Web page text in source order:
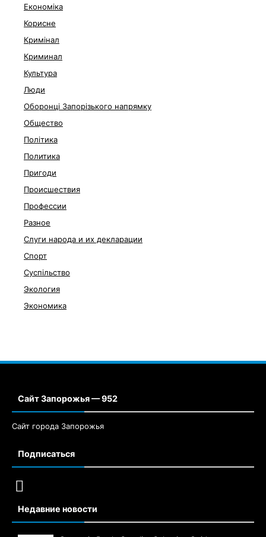
Економіка
Корисне
Кримінал
Криминал
Культура
Люди
Оборонці Запорізького напрямку
Общество
Політика
Политика
Пригоди
Происшествия
Профессии
Разное
Слуги народа и их декларации
Спорт
Суспільство
Экология
Экономика
Сайт Запорожья — 952
Сайт города Запорожья
Подписаться
Недавние новости